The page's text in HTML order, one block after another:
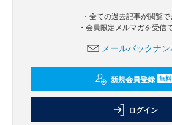
・全ての過去記事が閲覧
・会員限定メルマガを受信
メールバックナ
新規会員登録 無料
ログイン